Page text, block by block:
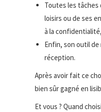
Toutes les tâches
loisirs ou de ses
à la
Enfin, son outil
réception.
Après avoir fait ce
bien sûr gagné en
Et vous ? Quand